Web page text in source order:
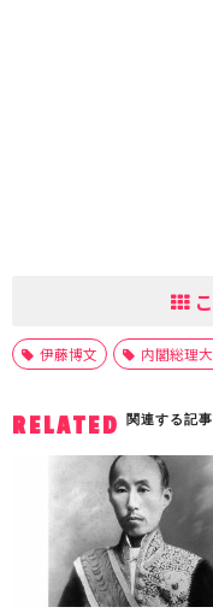
伊藤博文 内閣総理
RELATED 関連する記事